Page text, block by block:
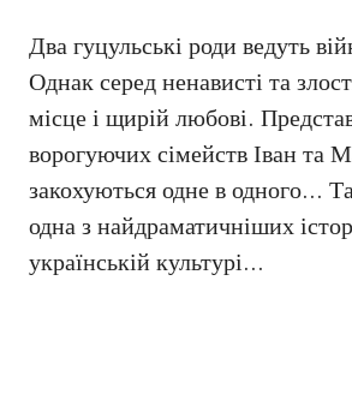
Два гуцульські роди ведуть
Однак серед ненависті та
місце і щирій любові.
ворогуючих сімейств Іван та
закохуються одне в одного…
одна з найдраматичніших
українській культурі…